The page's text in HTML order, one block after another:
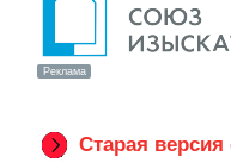
Старая версия